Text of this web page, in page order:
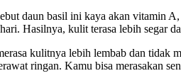
daun basil ini kaya akan vitamin
Hasilnya, kulit terasa lebih segar
kulitnya lebih lembab dan tidak
ringan. Kamu bisa merasakan